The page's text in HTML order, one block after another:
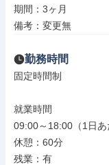
期間：3ヶ月
備考：変更無
勤務時間
固定時間制
就業時間
09:00～18:00（1日あ
休憩：60分
残業：有